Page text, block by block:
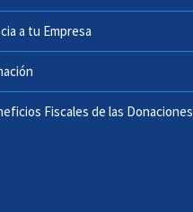
a tu Empresa
Fiscales de las Donaciones